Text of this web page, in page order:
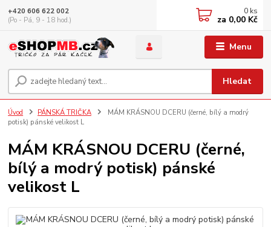
Menu
Hledat
+420 606 622 002
(Po - Pá, 9 - 18 hod.)
0 ks
za 0,00 Kč
Úvod PÁNSKÁ TRIČKA
MÁM KRÁSNOU DCERU (černé, bílý a modrý
potisk) pánské velikost L
MÁM KRÁSNOU DCERU (černé,
bílý a modrý potisk) pánské
velikost L